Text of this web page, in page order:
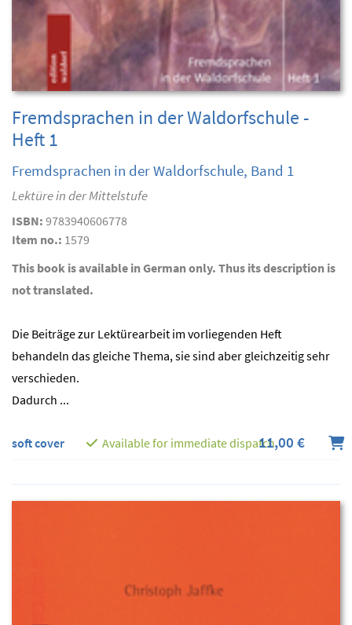
Fremdsprachen in der Waldorfschule -
Heft 1
Fremdsprachen in der Waldorfschule, Band 1
Lektüre in der Mittelstufe
ISBN: 9783940606778
Item no.: 1579
This book is available in German only. Thus its description is
not translated.
Die Beiträge zur Lektürearbeit im vorliegenden Heft
behandeln das gleiche Thema, sie sind aber gleichzeitig sehr
verschieden.
Dadurch ...
soft cover Available for immediate dispatch11,00 €